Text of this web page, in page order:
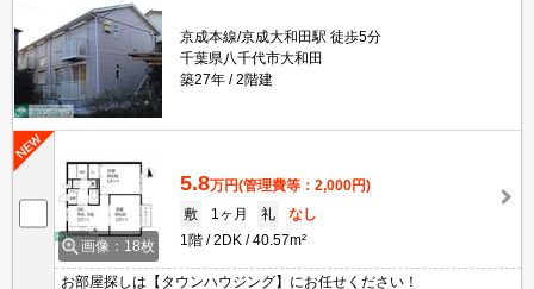
京成本線/京成大和田駅 徒歩5分
千葉県八千代市大和田
築27年
2階建
画像：18枚
5.8万円(管理費等：2,000円)
敷
1ヶ月 礼
なし
1階
2DK 40.57m²
お部屋探しは【タウンハウジング】にお任せください！